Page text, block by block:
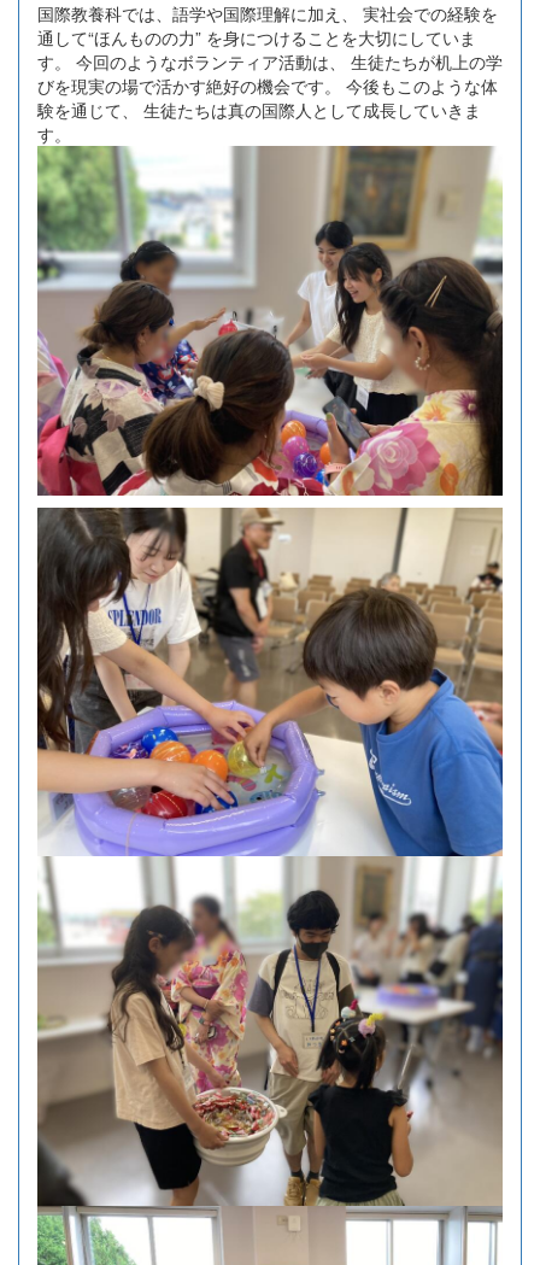
国際教養科では、語学や国際理解に加え、 実社会での経験を
通して“ほんものの力” を身につけることを大切にしていま
す。 今回のようなボランティア活動は、 生徒たちが机上の学
びを現実の場で活かす絶好の機会です。 今後もこのような体
験を通じて、 生徒たちは真の国際人として成長していきま
す。